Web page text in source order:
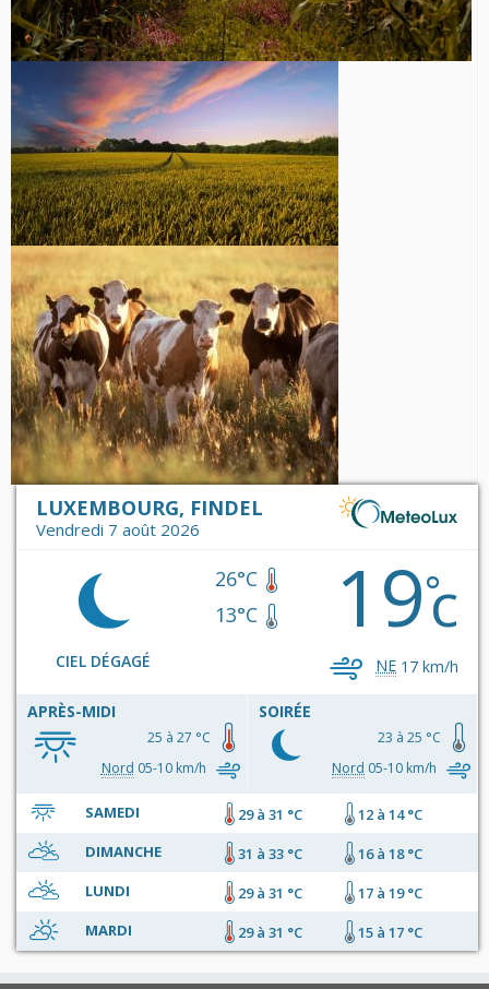
LUXEMBOURG, FINDEL
Vendredi 7 août 2026
CIEL DÉGAGÉ
26°C
13°C
19°c
NE 17 km/h
APRÈS-MIDI
25 à 27 °C
Nord 05-10 km/h
SOIRÉE
23 à 25 °C
Nord 05-10 km/h
SAMEDI 29 à 31 °C
12 à 14 °C
DIMANCHE
31 à 33 °C
16 à 18 °C
LUNDI
29 à 31 °C
17 à 19 °C
MARDI
29 à 31 °C 15 à 17 °C